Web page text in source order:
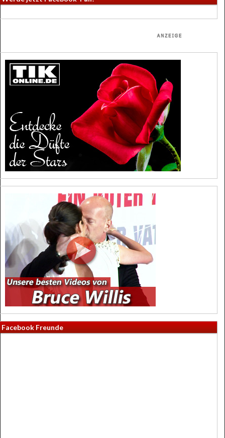
Facebook Freunde